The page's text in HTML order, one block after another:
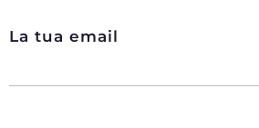
La tua email